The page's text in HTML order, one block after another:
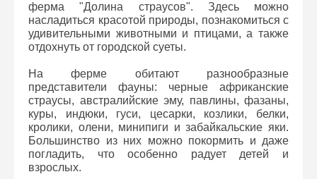
ферма "Долина страусов". Здесь можно
насладиться красотой природы, познакомиться с
удивительными животными и птицами, а также
отдохнуть от городской суеты.
На ферме обитают разнообразные
представители фауны: черные африканские
страусы, австралийские эму, павлины, фазаны,
куры, индюки, гуси, цесарки, козлики, белки,
кролики, олени, минипиги и забайкальские яки.
Большинство из них можно покормить и даже
погладить, что особенно радует детей и
взрослых.